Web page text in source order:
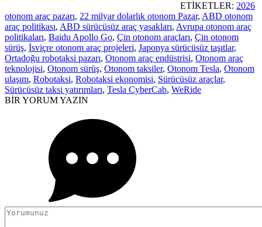
ETİKETLER: 2026
otonom araç pazarı, 22 milyar dolarlık otonom Pazar, ABD otonom
araç politikası, ABD sürücüsüz araç yasakları, Avrupa otonom araç
politikaları, Baidu Apollo Go, Çin otonom araçları, Çin otonom
sürüş, İsviçre otonom araç projeleri, Japonya sürücüsüz taşıtlar,
Ortadoğu robotaksi pazarı, Otonom araç endüstrisi, Otonom araç
teknolojisi, Otonom sürüş, Otonom taksiler, Otonom Tesla, Otonom
ulaşım, Robotaksi, Robotaksi ekonomisi, Sürücüsüz araçlar,
Sürücüsüz taksi yatırımları, Tesla CyberCab, WeRide
BİR YORUM YAZIN